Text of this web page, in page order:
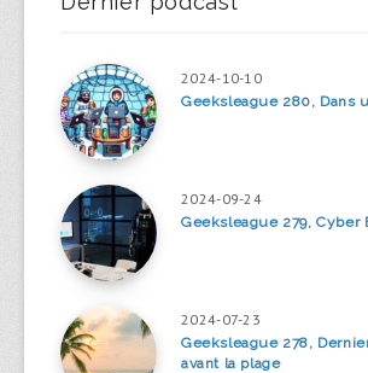
2024-10-10
Geeksleague 280, Dans
2024-09-24
Geeksleague 279, Cyber
2024-07-23
Geeksleague 278,
avant la plage